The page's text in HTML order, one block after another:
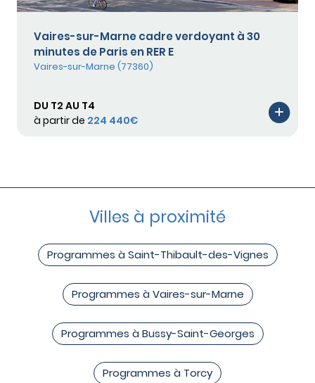
Vaires-sur-Marne cadre verdoyant à 30
minutes de Paris en RER E
Vaires-sur-Marne (77360)
DU T2 AU T4
à partir de 224 440€
Villes à proximité
Programmes à Saint-Thibault-des-Vignes
Programmes à Vaires-sur-Marne
Programmes à Bussy-Saint-Georges
Programmes à Torcy